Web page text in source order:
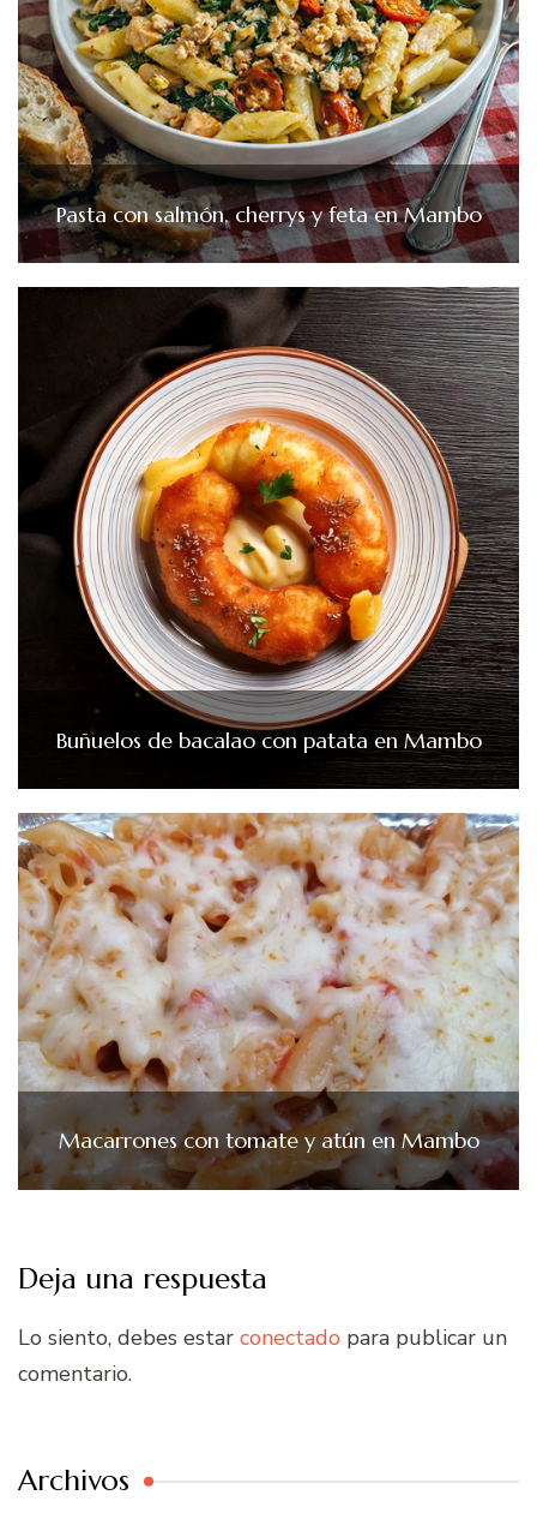
Pasta con salmón, cherrys y feta en Mambo
Buñuelos de bacalao con patata en Mambo
Macarrones con tomate y atún en Mambo
Deja una respuesta
Lo siento, debes estar conectado para publicar un
comentario.
Archivos